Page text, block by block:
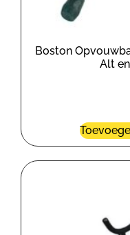
Boston
Alt